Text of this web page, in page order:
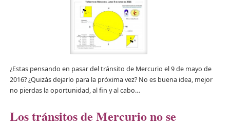
¿Estas pensando en pasar del tránsito de Mercurio el 9 de mayo de
2016? ¿Quizás dejarlo para la próxima vez? No es buena idea, mejor
no pierdas la oportunidad, al fin y al cabo…
Los tránsitos de Mercurio no se